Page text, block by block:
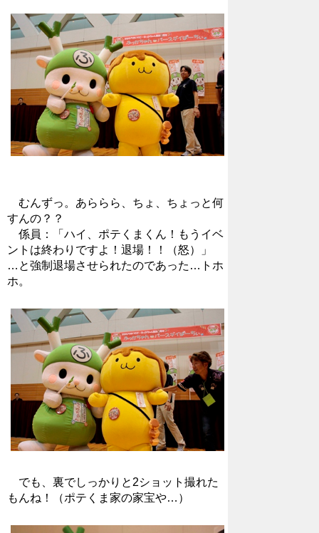
むんずっ。あららら、ちょ、ちょっと何
すんの？？
係員：「ハイ、ポテくまくん！もうイベ
ントは終わりですよ！退場！！（怒）」
…と強制退場させられたのであった…トホ
ホ。
でも、裏でしっかりと2ショット撮れた
もんね！（ポテくま家の家宝や…）